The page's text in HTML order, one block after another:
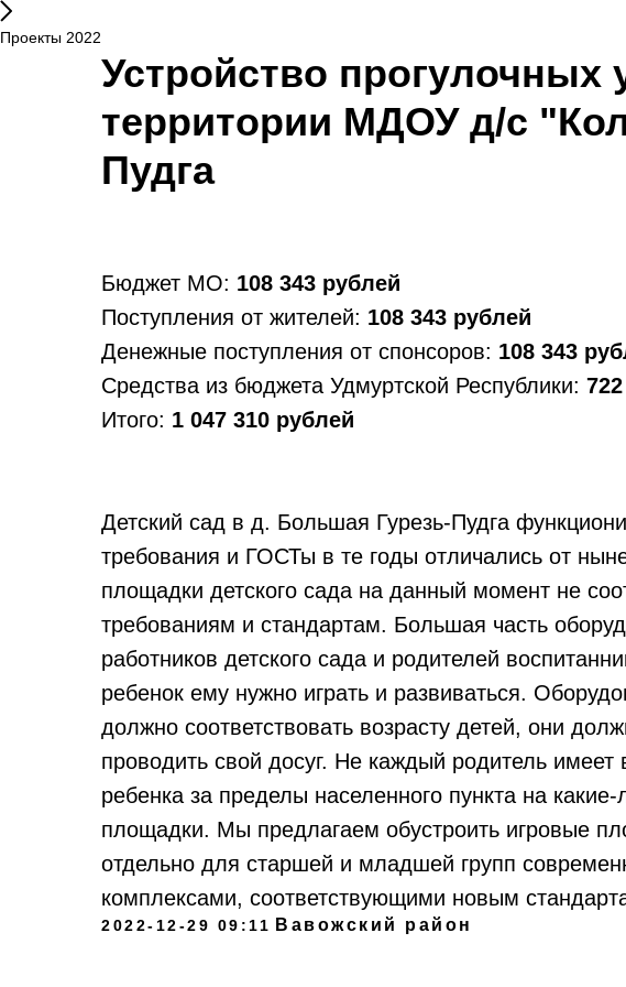
Проекты 2022
Устройство прогулочных
территории МДОУ д/с
Пудга
Бюджет МО: 108 343 рублей
Поступления от жителей: 108 343 рублей
Денежные поступления от спонсоров: 108 343
Средства из бюджета Удмуртской Республики:
Итого: 1 047 310 рублей
Детский сад в д. Большая Гурезь-Пудга
требования и ГОСТы в те годы отличались от
площадки детского сада на данный момент не
требованиям и стандартам. Большая часть
работников детского сада и родителей
ребенок ему нужно играть и развиваться.
должно соответствовать возрасту детей, они
проводить свой досуг. Не каждый родитель имеет
ребенка за пределы населенного пункта на
площадки. Мы предлагаем обустроить игровые
отдельно для старшей и младшей групп
комплексами, соответствующими новым
2022-12-29 09:11 Вавожский район